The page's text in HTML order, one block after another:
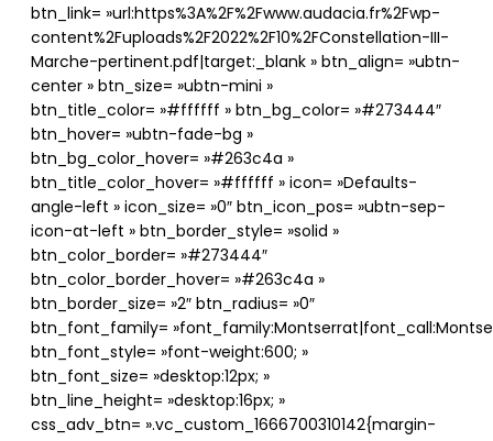
btn_link= »url:https%3A%2F%2Fwww.audacia.fr%2Fwp-
content%2Fuploads%2F2022%2F10%2FConstellation-III-
Marche-pertinent.pdf|target:_blank » btn_align= »ubtn-
center » btn_size= »ubtn-mini »
btn_title_color= »#ffffff » btn_bg_color= »#273444″
btn_hover= »ubtn-fade-bg »
btn_bg_color_hover= »#263c4a »
btn_title_color_hover= »#ffffff » icon= »Defaults-
angle-left » icon_size= »0″ btn_icon_pos= »ubtn-sep-
icon-at-left » btn_border_style= »solid »
btn_color_border= »#273444″
btn_color_border_hover= »#263c4a »
btn_border_size= »2″ btn_radius= »0″
btn_font_family=
btn_font_style= »font-weight:600; »
btn_font_size= »desktop:12px; »
btn_line_height= »desktop:16px; »
css_adv_btn= ».vc_custom_1666700310142{margin-